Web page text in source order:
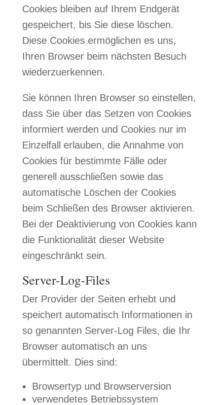
Cookies bleiben auf Ihrem Endgerät
gespeichert, bis Sie diese löschen.
Diese Cookies ermöglichen es uns,
Ihren Browser beim nächsten Besuch
wiederzuerkennen.
Sie können Ihren Browser so einstellen,
dass Sie über das Setzen von Cookies
informiert werden und Cookies nur im
Einzelfall erlauben, die Annahme von
Cookies für bestimmte Fälle oder
generell ausschließen sowie das
automatische Löschen der Cookies
beim Schließen des Browser aktivieren.
Bei der Deaktivierung von Cookies kann
die Funktionalität dieser Website
eingeschränkt sein.
Server-Log-Files
Der Provider der Seiten erhebt und
speichert automatisch Informationen in
so genannten Server-Log Files, die Ihr
Browser automatisch an uns
übermittelt. Dies sind:
Browsertyp und Browserversion
verwendetes Betriebssystem